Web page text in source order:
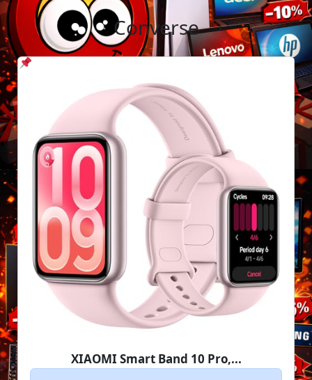
Converse
XIAOMI Smart Band 10 Pro,...